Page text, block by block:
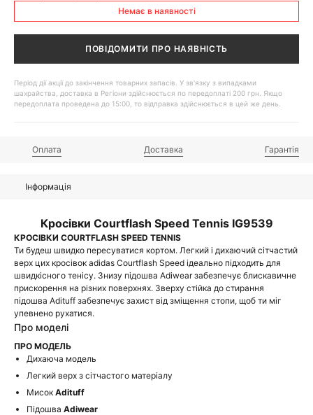
Немає в наявності
ПОВІДОМИТИ ПРО НАЯВНІСТЬ
Період дії акції до закінчення товарних запасів. У зв'язку з випадками
шахрайства, доставка в Регіони здійснюється по передоплаті 200 грн. Якщо
передоплата проведена до 15:00, то відправка здійснюється в цей же день.
Оплата Доставка Гарантія
Інформація
Кросівки Courtflash Speed Tennis IG9539
КРОСІВКИ COURTFLASH SPEED TENNIS
Ти будеш швидко пересуватися кортом. Легкий і дихаючий сітчастий
верх цих кросівок adidas Courtflash Speed ідеально підходить для
швидкісного тенісу. Знизу підошва Adiwear забезпечує блискавичне
прискорення на різних поверхнях. Зверху стійка до стирання
підошва Adituff забезпечує захист від зміщення стопи, щоб ти міг
упевнено рухатися.
Про моделі
ПРО МОДЕЛЬ
Дихаюча модель
Легкий верх з сітчастого матеріалу
Мисок Adituff
Підошва Adiwear